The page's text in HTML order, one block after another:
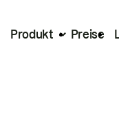
Produkt Preise